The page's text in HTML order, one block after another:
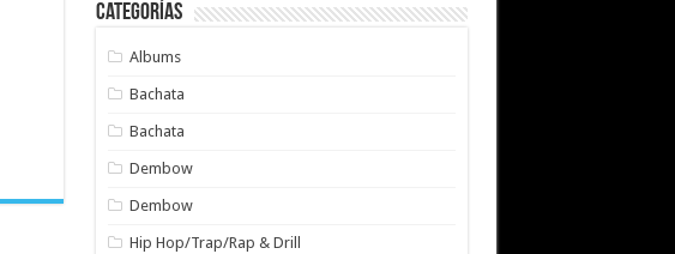
Categorías
Albums
Bachata
Bachata
Dembow
Dembow
Hip Hop/Trap/Rap & Drill